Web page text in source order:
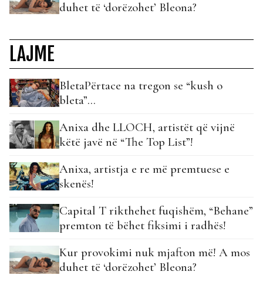
duhet të ‘dorëzohet’ Bleona?
LAJME
BletaPërtace na tregon se “kush o
bleta”…
Anixa dhe LLOCH, artistët që vijnë
këtë javë në “The Top List”!
Anixa, artistja e re më premtuese e
skenës!
Capital T rikthehet fuqishëm, “Behane”
premton të bëhet fiksimi i radhës!
Kur provokimi nuk mjafton më! A mos
duhet të ‘dorëzohet’ Bleona?